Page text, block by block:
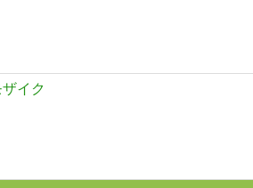
イク